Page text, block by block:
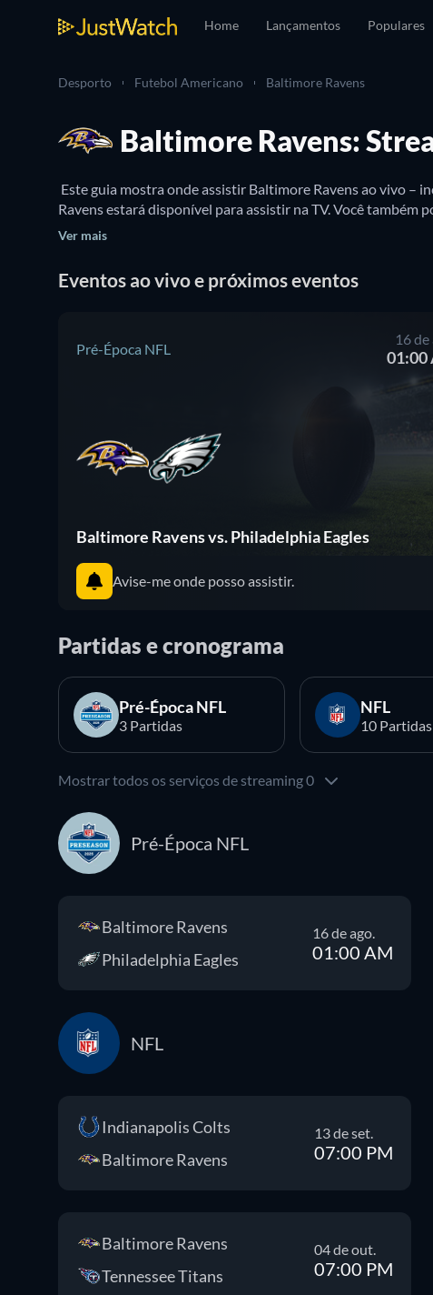
Home Lançamentos Populares
Desporto Futebol Americano Baltimore Ravens
Baltimore Ravens:
Este guia mostra onde assistir Baltimore Ravens ao vivo –
Ver mais
Eventos ao vivo e próximos eventos
Pré-Época NFL
16 de
01:00
Baltimore Ravens vs. Philadelphia Eagles
Avise-me onde posso assistir.
Partidas e cronograma
Pré-Época NFL
3 Partidas
NFL
10 Partidas
Mostrar todos os serviços de streaming 0
Pré-Época NFL
Baltimore Ravens
Philadelphia Eagles
16 de ago.
01:00 AM
NFL
Indianapolis Colts
Baltimore Ravens
13 de set.
07:00 PM
Baltimore Ravens
Tennessee Titans
04 de out.
07:00 PM